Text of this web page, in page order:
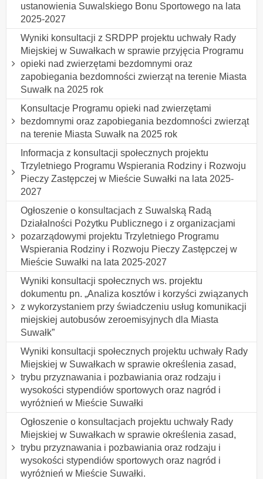
ustanowienia Suwalskiego Bonu Sportowego na lata
2025-2027
Wyniki konsultacji z SRDPP projektu uchwały Rady
Miejskiej w Suwałkach w sprawie przyjęcia Programu
opieki nad zwierzętami bezdomnymi oraz
zapobiegania bezdomności zwierząt na terenie Miasta
Suwałk na 2025 rok
Konsultacje Programu opieki nad zwierzętami
bezdomnymi oraz zapobiegania bezdomności zwierząt
na terenie Miasta Suwałk na 2025 rok
Informacja z konsultacji społecznych projektu
Trzyletniego Programu Wspierania Rodziny i Rozwoju
Pieczy Zastępczej w Mieście Suwałki na lata 2025-
2027
Ogłoszenie o konsultacjach z Suwalską Radą
Działalności Pożytku Publicznego i z organizacjami
pozarządowymi projektu Trzyletniego Programu
Wspierania Rodziny i Rozwoju Pieczy Zastępczej w
Mieście Suwałki na lata 2025-2027
Wyniki konsultacji społecznych ws. projektu
dokumentu pn. „Analiza kosztów i korzyści związanych
z wykorzystaniem przy świadczeniu usług komunikacji
miejskiej autobusów zeroemisyjnych dla Miasta
Suwałk”
Wyniki konsultacji społecznych projektu uchwały Rady
Miejskiej w Suwałkach w sprawie określenia zasad,
trybu przyznawania i pozbawiania oraz rodzaju i
wysokości stypendiów sportowych oraz nagród i
wyróżnień w Mieście Suwałki
Ogłoszenie o konsultacjach projektu uchwały Rady
Miejskiej w Suwałkach w sprawie określenia zasad,
trybu przyznawania i pozbawiania oraz rodzaju i
wysokości stypendiów sportowych oraz nagród i
wyróżnień w Mieście Suwałki.